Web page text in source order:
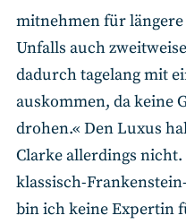
mitnehmen für längere
Unfalls auch
dadurch tagelang mit
auskommen, da keine
drohen.« Den Luxus
Clarke allerdings nicht.
klassisch-
bin ich keine Expertin